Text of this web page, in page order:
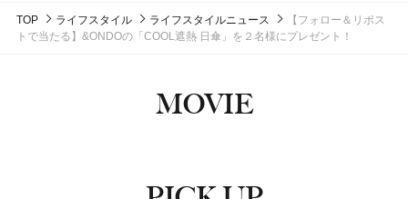
TOP ライフスタイル ライフスタイルニュース
【フォロー＆リポス
トで当たる】&ONDOの「COOL遮熱 日傘」を２名様にプレゼント！
MOVIE